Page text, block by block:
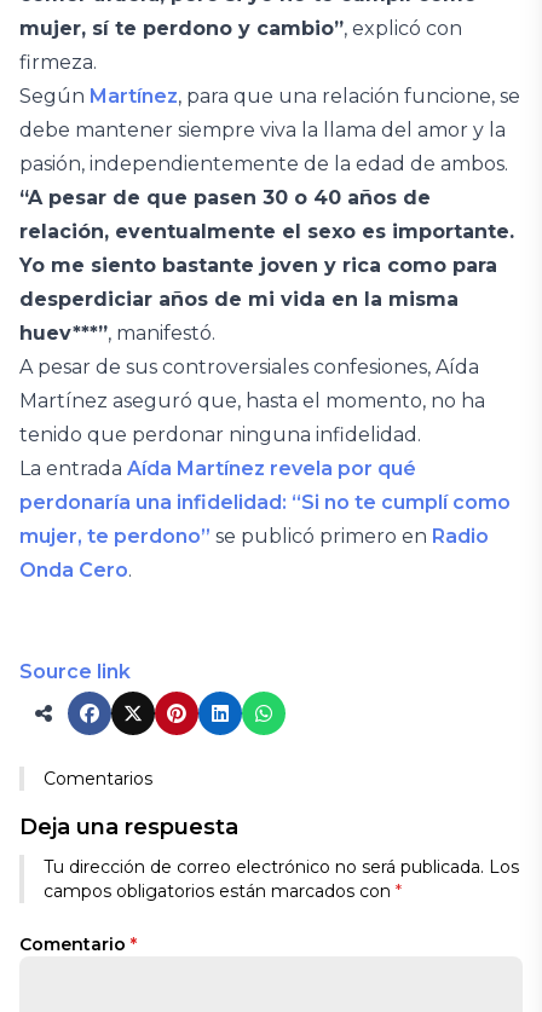
mujer, sí te perdono y cambio”, explicó con
firmeza.
Según Martínez, para que una relación funcione, se
debe mantener siempre viva la llama del amor y la
pasión, independientemente de la edad de ambos.
“A pesar de que pasen 30 o 40 años de
relación, eventualmente el sexo es importante.
Yo me siento bastante joven y rica como para
desperdiciar años de mi vida en la misma
huev***”, manifestó.
A pesar de sus controversiales confesiones, Aída
Martínez aseguró que, hasta el momento, no ha
tenido que perdonar ninguna infidelidad.
La entrada Aída Martínez revela por qué
perdonaría una infidelidad: “Si no te cumplí como
mujer, te perdono” se publicó primero en Radio
Onda Cero.
Source link
Comentarios
Deja una respuesta
Tu dirección de correo electrónico no será publicada. Los
campos obligatorios están marcados con *
Comentario *